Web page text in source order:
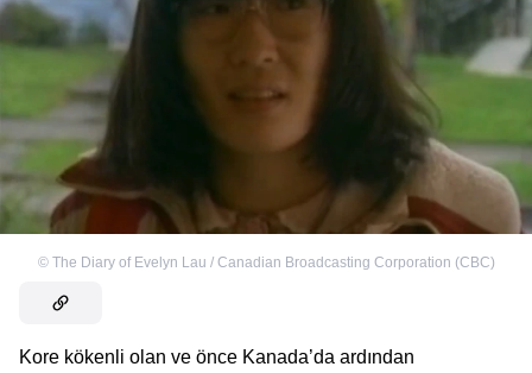
© The Diary of Evelyn Lau / Canadian Broadcasting Corporation (CBC)
Kore kökenli olan ve önce Kanada’da ardından